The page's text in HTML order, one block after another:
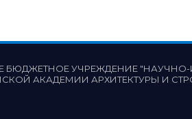
БЮДЖЕТНОЕ УЧРЕЖДЕНИЕ
АКАДЕМИИ АРХИТЕКТУРЫ И